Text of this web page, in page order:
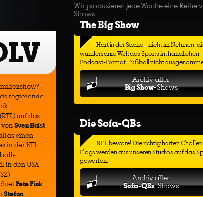
regierende
(RTL) auf das
Sven Haist
einen
in der NFL
in den USA
Pete Fink
Stefan
Wir produzieren jede Woche eine Reihe
Shows
The Big Show
Hart in der Sache – nicht im Nehmen:
wundersame Welt des Sports im handlichen
Podcast-Format. Fußball nicht
Archiv aller
Big Show-Shows
Die Sofa-QBs
NFL beware! Die richtig harten
Flags werden aus unseren Studios auf das
geworfen.
Archiv aller
Sofa-QBs-Shows